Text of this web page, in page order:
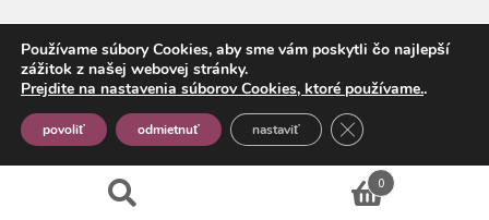
© MojDrobec.sk 2026
0
Používame súbory Cookies, aby sme vám poskytli čo najlepší
zážitok z našej webovej stránky.
Prejdite na nastavenia súborov Cookies, ktoré používame..
povoliť odmietnuť nastaviť Close GDPR